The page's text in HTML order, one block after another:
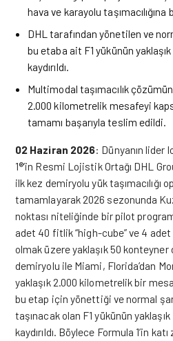
hava ve karayolu taşımacılığına
DHL tarafından yönetilen ve
bu etaba ait F1 yükünün
kaydırıldı.
Multimodal taşımacılık
2.000 kilometrelik mesafeyi
tamamı başarıyla teslim edildi.
02 Haziran 2026: Dünyanın lider
1®’in Resmi Lojistik Ortağı DHL
ilk kez demiryolu yük taşımacılığı
tamamlayarak 2026 sezonunda
noktası niteliğinde bir pilot
adet 40 fitlik “high-cube” ve 4
olmak üzere yaklaşık 50 konteyner
demiryolu ile Miami, Florida’dan
yaklaşık 2.000 kilometrelik bir
bu etap için yönettiği ve normal
taşınacak olan F1 yükünün
kaydırıldı. Böylece Formula 1’in